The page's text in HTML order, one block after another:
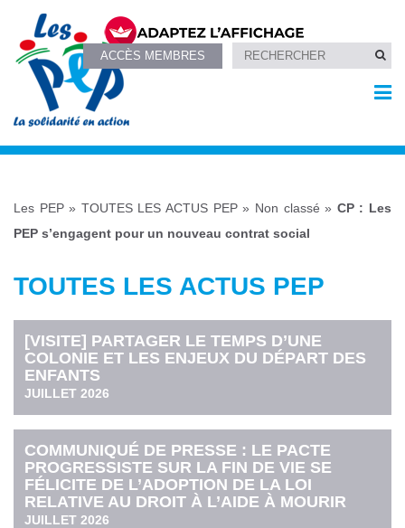
ACCÈS MEMBRES
Les PEP» TOUTES LES ACTUS PEP» Non classé » CP : Les
PEP s’engagent pour un nouveau contrat social
TOUTES LES ACTUS PEP
[VISITE] PARTAGER LE TEMPS D’UNE
COLONIE ET LES ENJEUX DU DÉPART DES
ENFANTS
JUILLET 2026
COMMUNIQUÉ DE PRESSE : LE PACTE
PROGRESSISTE SUR LA FIN DE VIE SE
FÉLICITE DE L’ADOPTION DE LA LOI
RELATIVE AU DROIT À L’AIDE À MOURIR
JUILLET 2026